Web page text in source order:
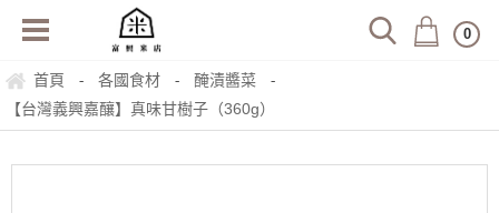
0
首頁 - 各國食材 - 醃漬醬菜 -
【台灣義興嘉釀】真味甘樹子（360g）